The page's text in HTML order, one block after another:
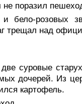
поразил
бело-розовых
трещал над
суровые
дочерей. Из
картофель.